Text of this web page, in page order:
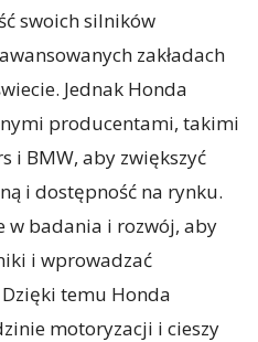
swoich silników
zakładach
Jednak Honda
producentami, takimi
i BMW, aby zwiększyć
i dostępność na rynku.
w badania i rozwój, aby
i wprowadzać
temu Honda
motoryzacji i cieszy